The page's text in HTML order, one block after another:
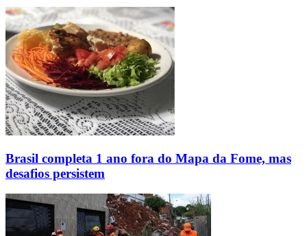
Brasil completa 1 ano fora do Mapa da Fome, mas
desafios persistem